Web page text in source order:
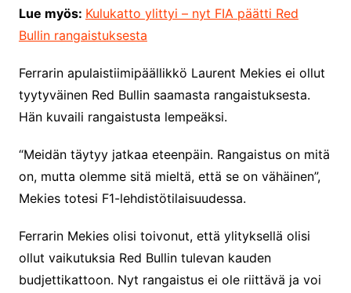
Lue myös: Kulukatto ylittyi – nyt FIA päätti Red
Bullin rangaistuksesta
Ferrarin apulaistiimipäällikkö Laurent Mekies ei ollut
tyytyväinen Red Bullin saamasta rangaistuksesta.
Hän kuvaili rangaistusta lempeäksi.
“Meidän täytyy jatkaa eteenpäin. Rangaistus on mitä
on, mutta olemme sitä mieltä, että se on vähäinen”,
Mekies totesi F1-lehdistötilaisuudessa.
Ferrarin Mekies olisi toivonut, että ylityksellä olisi
ollut vaikutuksia Red Bullin tulevan kauden
budjettikattoon. Nyt rangaistus ei ole riittävä ja voi